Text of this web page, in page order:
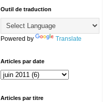
Outil de traduction
Powered by Translate
Articles par date
Articles par titre